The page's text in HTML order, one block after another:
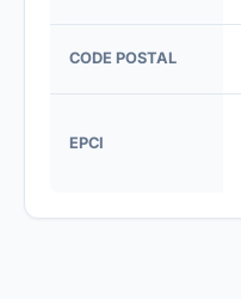
CODE POSTAL
EPCI